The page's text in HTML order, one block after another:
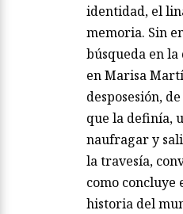
identidad, el
memoria. Sin
búsqueda en
en Marisa
desposesión,
que la definía,
naufragar y
la travesía,
como concluye
historia del